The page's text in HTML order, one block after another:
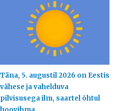
Täna, 5. augustil 2026 on Eestis
vähese ja vahelduva
pilvisusega ilm, saartel õhtul